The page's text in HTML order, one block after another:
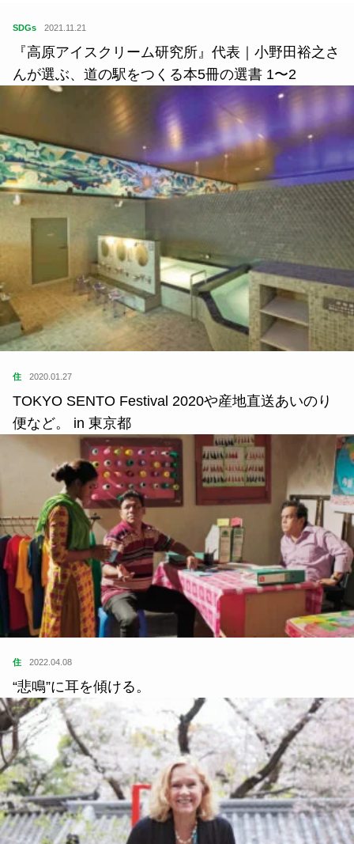
SDGs 2021.11.21
『高原アイスクリーム研究所』代表｜小野田裕之さ
んが選ぶ、道の駅をつくる本5冊の選書 1〜2
住 2020.01.27
TOKYO SENTO Festival 2020や産地直送あいのり
便など。 in 東京都
住 2022.04.08
“悲鳴”に耳を傾ける。